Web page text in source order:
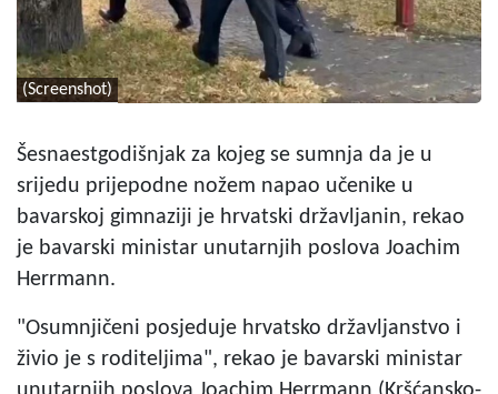
(Screenshot)
Šesnaestgodišnjak za kojeg se sumnja da je u
srijedu prijepodne nožem napao učenike u
bavarskoj gimnaziji je hrvatski državljanin, rekao
je bavarski ministar unutarnjih poslova Joachim
Herrmann.
"Osumnjičeni posjeduje hrvatsko državljanstvo i
živio je s roditeljima", rekao je bavarski ministar